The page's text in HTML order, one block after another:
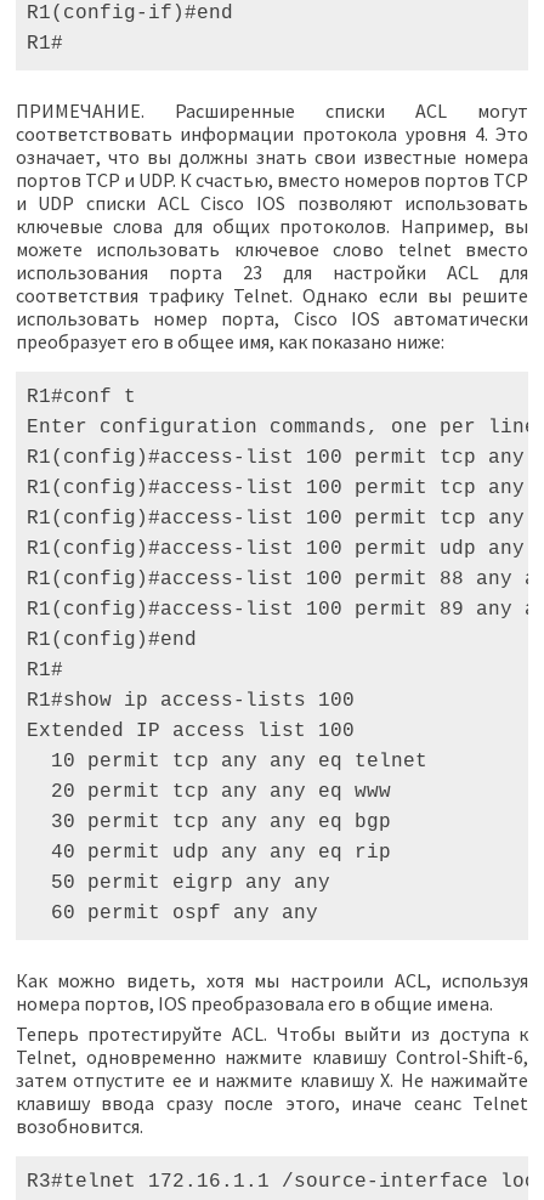
R1(config-if)#end
R1#
ПРИМЕЧАНИЕ. Расширенные списки ACL могут
соответствовать информации протокола уровня 4. Это
означает, что вы должны знать свои известные номера
портов TCP и UDP. К счастью, вместо номеров портов TCP
и UDP списки ACL Cisco IOS позволяют использовать
ключевые слова для общих протоколов. Например, вы
можете использовать ключевое слово telnet вместо
использования порта 23 для настройки ACL для
соответствия трафику Telnet. Однако если вы решите
использовать номер порта, Cisco IOS автоматически
преобразует его в общее имя, как показано ниже:
R1#conf t
Enter configuration commands, one per
R1(config)#access-list 100 permit tcp any
R1(config)#access-list 100 permit tcp any
R1(config)#access-list 100 permit tcp any
R1(config)#access-list 100 permit udp any
R1(config)#access-list 100 permit 88 any
R1(config)#access-list 100 permit 89 any
R1(config)#end
R1#
R1#show ip access-lists 100
Extended IP access list 100
  10 permit tcp any any eq telnet
  20 permit tcp any any eq www
  30 permit tcp any any eq bgp
  40 permit udp any any eq rip
  50 permit eigrp any any
  60 permit ospf any any
Как можно видеть, хотя мы настроили ACL, используя
номера портов, IOS преобразовала его в общие имена.
Теперь протестируйте ACL. Чтобы выйти из доступа к
Telnet, одновременно нажмите клавишу Control-Shift-6,
затем отпустите ее и нажмите клавишу X. Не нажимайте
клавишу ввода сразу после этого, иначе сеанс Telnet
возобновится.
R3#telnet 172.16.1.1 /source-interface